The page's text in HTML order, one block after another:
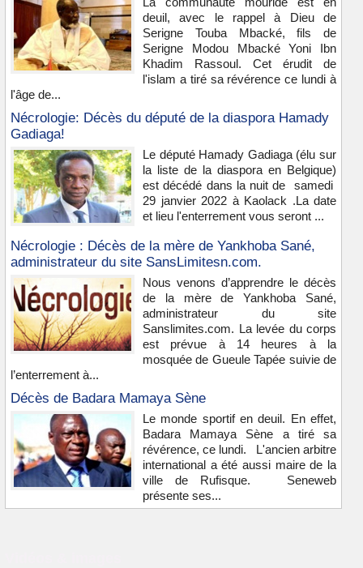
deuil, avec le rappel à Dieu de
Serigne Touba Mbacké, fils de
Serigne Modou Mbacké Yoni Ibn
Khadim Rassoul. Cet érudit de
l'islam a tiré sa révérence ce lundi à
l'âge de...
Nécrologie: Décès du député de la diaspora Hamady
Gadiaga!
Le député Hamady Gadiaga (élu sur
la liste de la diaspora en Belgique)
est décédé dans la nuit de samedi
29 janvier 2022 à Kaolack .La date
et lieu l'enterrement vous seront ...
Nécrologie : Décès de la mère de Yankhoba Sané,
administrateur du site SansLimitesn.com.
Nous venons d’apprendre le décès
de la mère de Yankhoba Sané,
administrateur du site
Sanslimites.com. La levée du corps
est prévue à 14 heures à la
mosquée de Gueule Tapée suivie de
l’enterrement à...
Décès de Badara Mamaya Sène
Le monde sportif en deuil. En effet,
Badara Mamaya Sène a tiré sa
révérence, ce lundi. L'ancien arbitre
international a été aussi maire de la
ville de Rufisque. Seneweb
présente ses...